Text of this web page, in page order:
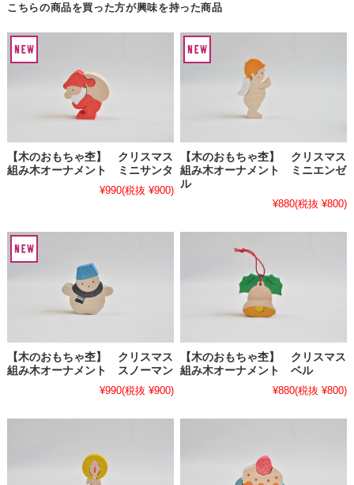
こちらの商品を買った方が興味を持った商品
【木のおもちゃ杢】 クリスマス
組み木オーナメント ミニサンタ
¥990(税抜 ¥900)
【木のおもちゃ杢】 クリスマス
組み木オーナメント ミニエンゼ
ル
¥880(税抜 ¥800)
【木のおもちゃ杢】 クリスマス
組み木オーナメント スノーマン
¥990(税抜 ¥900)
【木のおもちゃ杢】 クリスマス
組み木オーナメント ベル
¥880(税抜 ¥800)